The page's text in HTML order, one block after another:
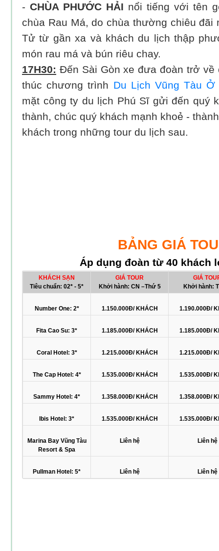
- CHÙA PHƯỚC HẢI nổi tiếng với tên
chùa Rau Má, do chùa thường chiêu đãi
Tử từ gần xa và khách du lịch thập
món rau má và bún riêu chay.
17H30: Đến Sài Gòn xe đưa đoàn trở về
thúc chương trình Du Lịch Vũng Tàu Ở
mặt công ty du lịch Phú Sĩ gửi đến quý
thành, chúc quý khách mạnh khoẻ -
khách trong những tour du lịch sau.
BẢNG GIÁ
Áp dụng đoàn từ 40 khách
KHÁCH SẠN
Tiêu chuẩn: 02* - 5*
GIÁ TOUR
Khởi hành: CN –Thứ 5
GIÁ
Khởi hành:
Number One: 2* 1.150.000Đ/ KHÁCH 1.190.000Đ/
Fita Cao Su: 3* 1.185.000Đ/ KHÁCH 1.185.000Đ/
Coral Hotel: 3* 1.215.000Đ/ KHÁCH 1.215.000Đ/
The Cap Hotel: 4* 1.535.000Đ/ KHÁCH 1.535.000Đ/
Sammy Hotel: 4* 1.358.000Đ/ KHÁCH 1.358.000Đ/
Ibis Hotel: 3* 1.535.000Đ/ KHÁCH 1.535.000Đ/
Marina Bay Vũng Tàu
Resort & Spa
Liên hệ Liên hệ
Pullman Hotel: 5* Liên hệ Liên hệ